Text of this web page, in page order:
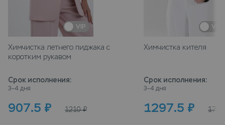
VIP
Химчистка летнего пиджака с
коротким рукавом
Срок исполнения:
3–4 дня
907.5 ₽ 1210 ₽
VIP
Химчистка кителя
Срок исполнения:
3–4 дня
1297.5 ₽ 1730